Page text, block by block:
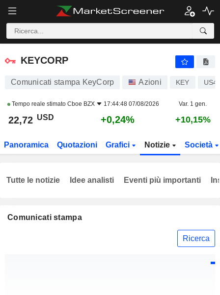
KEYCORP
KEYCORP
Comunicati stampa KeyCorp Azioni KEY
Tempo reale stimato Cboe BZX 17:44:48 07/08/2026 Var. 1 gen.
22,72 USD +0,24% +10,15%
Panoramica Quotazioni Grafici Notizie Società
Comunicati stampa
Ricerca
Tutte le notizie Idee analisti Eventi più importanti